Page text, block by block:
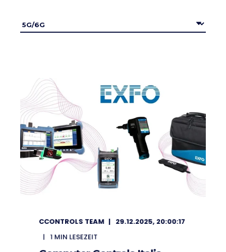
CCONTROLS TEAM
29.12.2025, 20:00:17
1 MIN LESEZEIT